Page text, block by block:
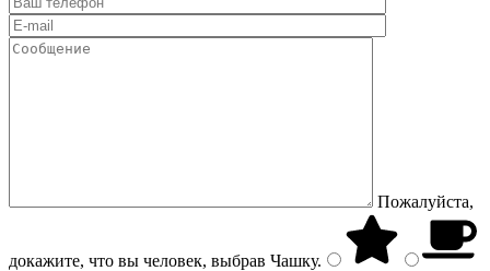
Пожалуйста,
докажите, что вы человек, выбрав Чашку.